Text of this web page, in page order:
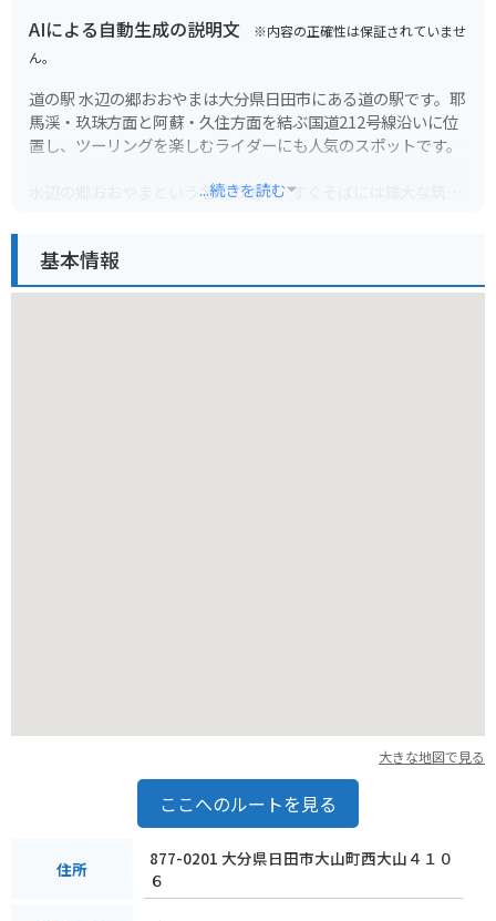
AIによる自動生成の説明文 ※内容の正確性は保証されていませ
ん。
道の駅 水辺の郷おおやまは大分県日田市にある道の駅です。耶
馬渓・玖珠方面と阿蘇・久住方面を結ぶ国道212号線沿いに位
置し、ツーリングを楽しむライダーにも人気のスポットです。
水辺の郷おおやまという名前の通り、すぐそばには雄大な筑後
直売所や、日田市の特産品である焼きそばや団子などを味わえ
る飲食店があります。
...続きを読む
基本情報
大きな地図で見る
ここへのルートを見る
住所
877-0201 大分県日田市大山町西大山４１０
６